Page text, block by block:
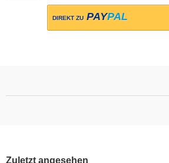
DIREKT ZU PAYPAL
Zuletzt angesehen